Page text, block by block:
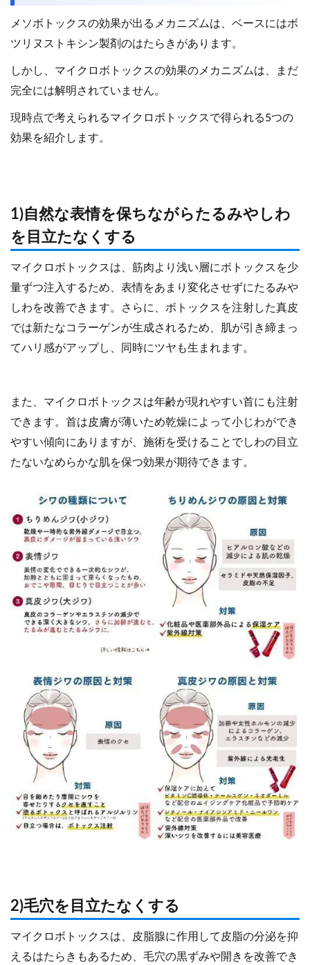
メソボトックスの効果が出るメカニズムは、ベースにはボ
ツリヌストキシン製剤のはたらきがあります。
しかし、マイクロボトックスの効果のメカニズムは、まだ
完全には解明されていません。
現時点で考えられるマイクロボトックスで得られる5つの
効果を紹介します。
1)自然な表情を保ちながらたるみやしわ
を目立たなくする
マイクロボトックスは、筋肉より浅い層にボトックスを少
量ずつ注入するため、表情をあまり変化させずにたるみや
しわを改善できます。さらに、ボトックスを注射した真皮
では新たなコラーゲンが生成されるため、肌が引き締まっ
てハリ感がアップし、同時にツヤも生まれます。
また、マイクロボトックスは年齢が現れやすい首にも注射
できます。首は皮膚が薄いため乾燥によって小じわができ
やすい傾向にありますが、施術を受けることでしわの目立
たないなめらかな肌を保つ効果が期待できます。
2)毛穴を目立たなくする
マイクロボトックスは、皮脂腺に作用して皮脂の分泌を抑
えるはたらきもあるため、毛穴の黒ずみや開きを改善でき